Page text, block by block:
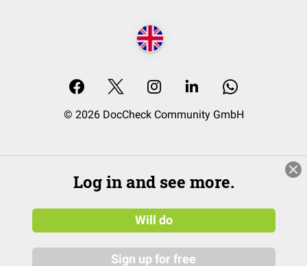
© 2026 DocCheck Community GmbH
Log in and see more.
Will do
Sign up for free